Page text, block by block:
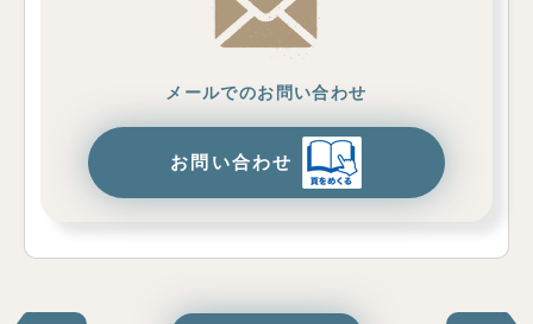
メールでのお問い合わせ
お問い合わせ